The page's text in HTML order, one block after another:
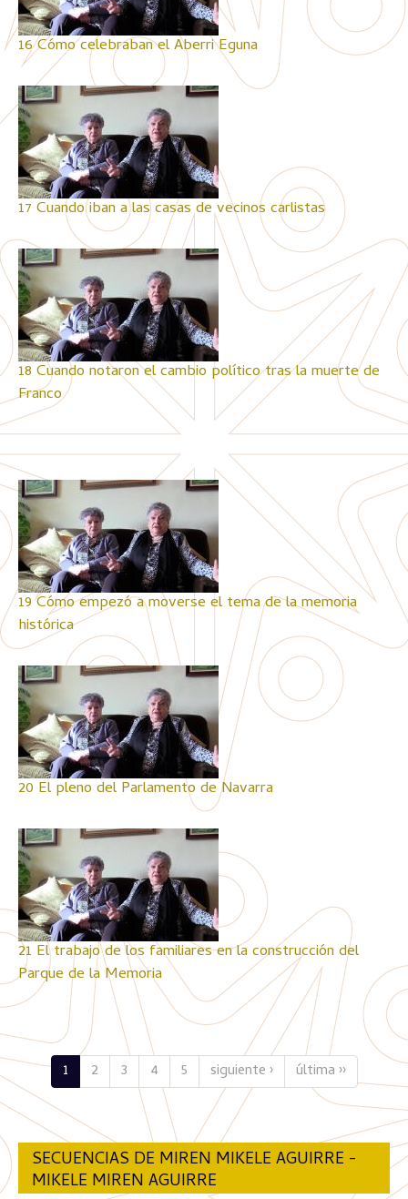
16 Cómo celebraban el Aberri Eguna
17 Cuando iban a las casas de vecinos carlistas
18 Cuando notaron el cambio político tras la muerte de
Franco
19 Cómo empezó a moverse el tema de la memoria
histórica
20 El pleno del Parlamento de Navarra
21 El trabajo de los familiares en la construcción del
Parque de la Memoria
1 2 3 4 5 siguiente › última ››
SECUENCIAS DE MIREN MIKELE AGUIRRE -
MIKELE MIREN AGUIRRE